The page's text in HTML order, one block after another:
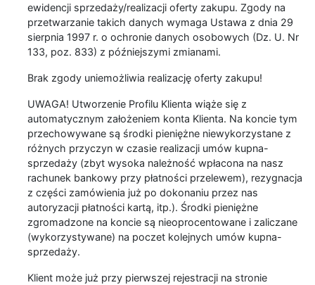
ewidencji sprzedaży/realizacji oferty zakupu. Zgody na
przetwarzanie takich danych wymaga Ustawa z dnia 29
sierpnia 1997 r. o ochronie danych osobowych (Dz. U. Nr
133, poz. 833) z późniejszymi zmianami.
Brak zgody uniemożliwia realizację oferty zakupu!
UWAGA! Utworzenie Profilu Klienta wiąże się z
automatycznym założeniem konta Klienta. Na koncie tym
przechowywane są środki pieniężne niewykorzystane z
różnych przyczyn w czasie realizacji umów kupna-
sprzedaży (zbyt wysoka należność wpłacona na nasz
rachunek bankowy przy płatności przelewem), rezygnacja
z części zamówienia już po dokonaniu przez nas
autoryzacji płatności kartą, itp.). Środki pieniężne
zgromadzone na koncie są nieoprocentowane i zaliczane
(wykorzystywane) na poczet kolejnych umów kupna-
sprzedaży.
Klient może już przy pierwszej rejestracji na stronie